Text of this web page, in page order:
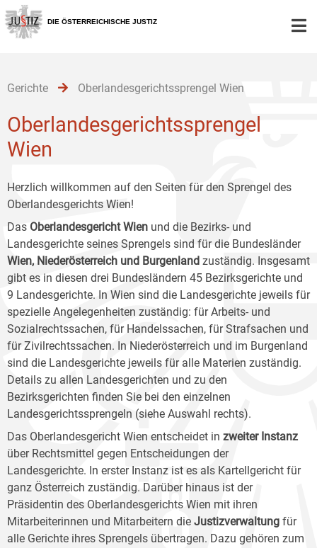
Zur
Hauptnavigation
[1]
Zum
Inhalt
[2]
Zum
Untermenü
[3]
DIE ÖSTERREICHISCHE JUSTIZ
Gerichte Oberlandesgerichtssprengel Wien
Oberlandesgerichtssprengel
Wien
Herzlich willkommen auf den Seiten für den Sprengel des
Oberlandesgerichts Wien!
Das Oberlandesgericht Wien und die Bezirks- und
Landesgerichte seines Sprengels sind für die Bundesländer
Wien, Niederösterreich und Burgenland zuständig. Insgesamt
gibt es in diesen drei Bundesländern 45 Bezirksgerichte und
9 Landesgerichte. In Wien sind die Landesgerichte jeweils für
spezielle Angelegenheiten zuständig: für Arbeits- und
Sozialrechtssachen, für Handelssachen, für Strafsachen und
für Zivilrechtssachen. In Niederösterreich und im Burgenland
sind die Landesgerichte jeweils für alle Materien zuständig.
Details zu allen Landesgerichten und zu den
Bezirksgerichten finden Sie bei den einzelnen
Landesgerichtssprengeln (siehe Auswahl rechts).
Das Oberlandesgericht Wien entscheidet in zweiter Instanz
über Rechtsmittel gegen Entscheidungen der
Landesgerichte. In erster Instanz ist es als Kartellgericht für
ganz Österreich zuständig. Darüber hinaus ist der
Präsidentin des Oberlandesgerichts Wien mit ihren
Mitarbeiterinnen und Mitarbeitern die Justizverwaltung für
alle Gerichte ihres Sprengels übertragen. Dazu gehören zum